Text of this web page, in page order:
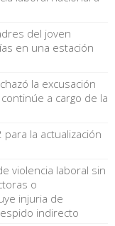
del joven
en una estación
la excusación
a cargo de la
la actualización
violencia laboral sin
o
injuria de
indirecto